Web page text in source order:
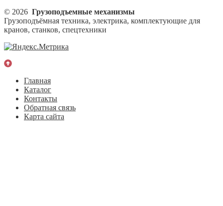
© 2026 Грузоподъемные механизмы
Грузоподъёмная техника, электрика, комплектующие для
кранов, станков, спецтехники
Главная
Каталог
Контакты
Обратная связь
Карта сайта